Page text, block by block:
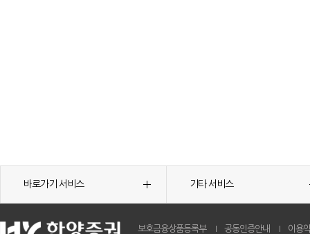
바로가기 서비스 기타 서비스
보호금융상품등록부 공동인증안내 이용